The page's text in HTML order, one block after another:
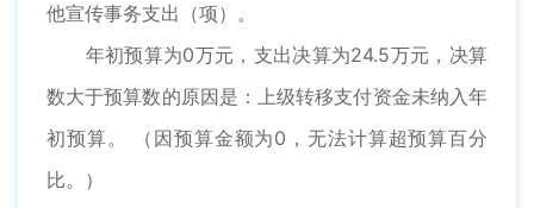
他宣传事务支出（项）。
年初预算为0万元，支出决算为24.5万元，决算
数大于预算数的原因是：上级转移支付资金未纳入年
初预算。 （因预算金额为0，无法计算超预算百分
比。）